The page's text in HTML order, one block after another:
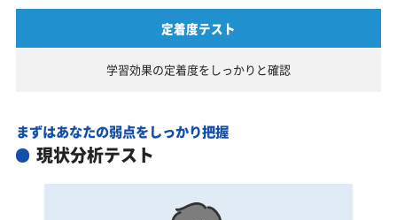
定着度テスト
学習効果の定着度を しっかりと確認
まずはあなたの弱点をしっかり把握
現状分析テスト